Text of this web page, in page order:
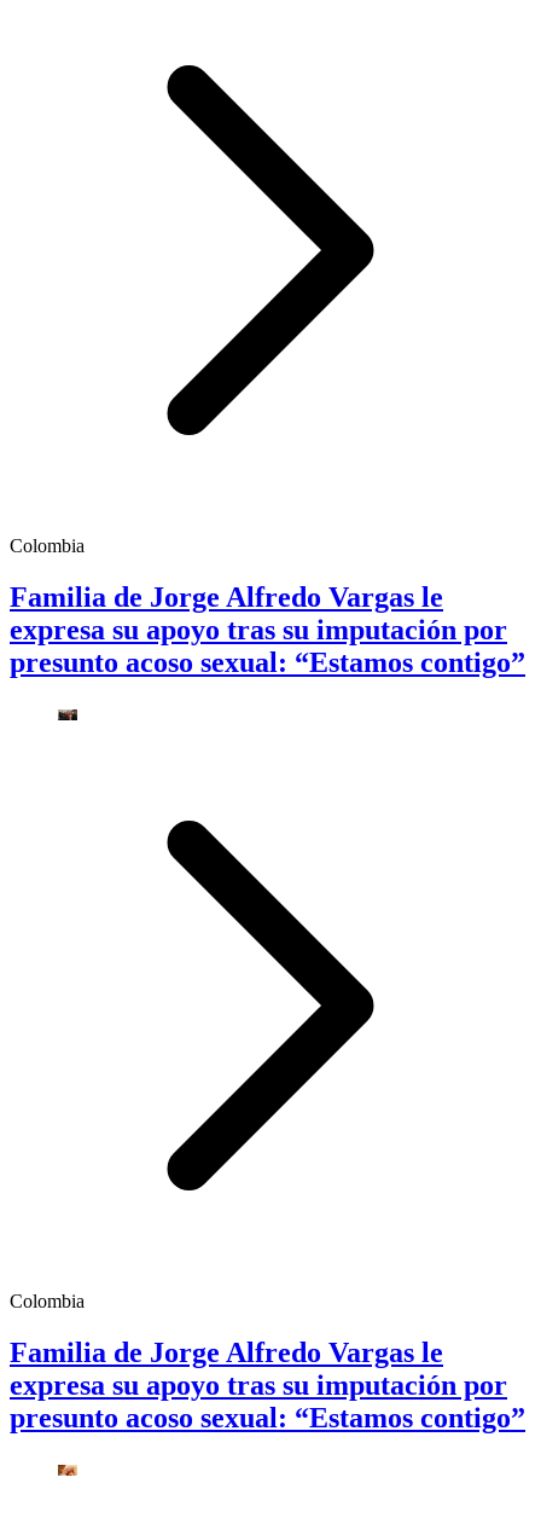
Colombia
Familia de Jorge Alfredo Vargas le
expresa su apoyo tras su imputación por
presunto acoso sexual: “Estamos contigo”
Colombia
Familia de Jorge Alfredo Vargas le
expresa su apoyo tras su imputación por
presunto acoso sexual: “Estamos contigo”